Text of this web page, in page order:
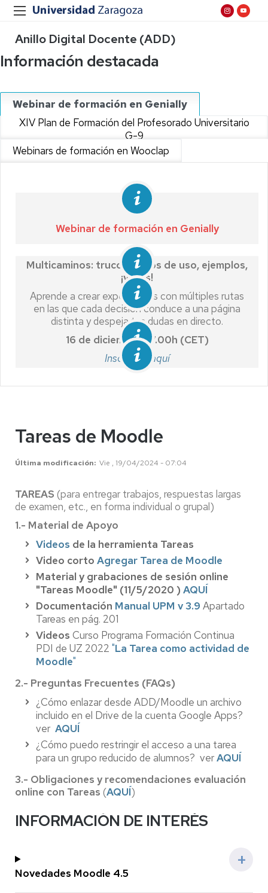
Anillo Digital Docente (ADD)
Información destacada
Webinar de formación en Genially
XIV Plan de Formación del Profesorado Universitario
G-9
Webinars de formación en Wooclap
Webinar de formación en Genially
Multicaminos: trucos, casos de uso, ejemplos,
¡y más!
Aprende a crear experiencias con múltiples rutas
en las que cada decisión conduce a una página
distinta y despeja tus dudas en directo.
16 de diciembre, 17.00h (CET)
Inscríbete aquí
Tareas de Moodle
Última modificación Vie , 19/04/2024 - 07:04
TAREAS (para entregar trabajos, respuestas largas
de examen, etc., en forma individual o grupal)
1.- Material de Apoyo
Videos de la herramienta Tareas
Video corto Agregar Tarea de Moodle
Material y grabaciones de sesión online
"Tareas Moodle" (11/5/2020 ) AQUÍ
Documentación Manual UPM v 3.9 Apartado
Tareas en pág. 201
Videos Curso Programa Formación Continua
PDI de UZ 2022 "La Tarea como actividad de
Moodle"
2.- Preguntas Frecuentes (FAQs)
¿Cómo enlazar desde ADD/Moodle un archivo
incluido en el Drive de la cuenta Google Apps?
ver AQUÍ
¿Cómo puedo restringir el acceso a una tarea
para un grupo reducido de alumnos? verAQUÍ
3.- Obligaciones y recomendaciones evaluación
online con Tareas (AQUÍ)
INFORMACIÓN DE INTERÉS
Novedades Moodle 4.5